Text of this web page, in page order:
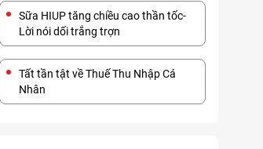
Sữa HIUP tăng chiều cao thần tốc-
Lời nói dối trắng trợn
Tất tần tật về Thuế Thu Nhập Cá
Nhân